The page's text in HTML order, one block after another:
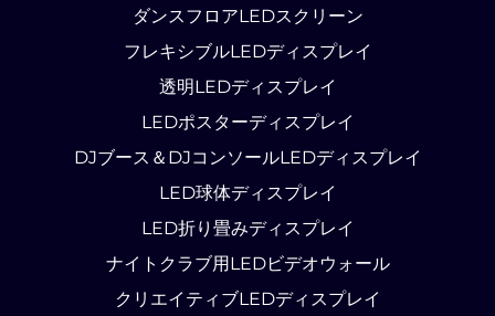
ダンスフロアLEDスクリーン
フレキシブルLEDディスプレイ
透明LEDディスプレイ
LEDポスターディスプレイ
DJブース＆DJコンソールLEDディスプレイ
LED球体ディスプレイ
LED折り畳みディスプレイ
ナイトクラブ用LEDビデオウォール
クリエイティブLEDディスプレイ